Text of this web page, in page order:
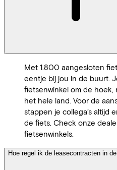
Met 1.800 aangesloten
eentje bij jou in de buurt.
fietsenwinkel om de hoek,
het hele land. Voor de
stappen je collega’s altijd
de fiets. Check onze
fietsenwinkels.
Hoe regel ik de leasecontracten in